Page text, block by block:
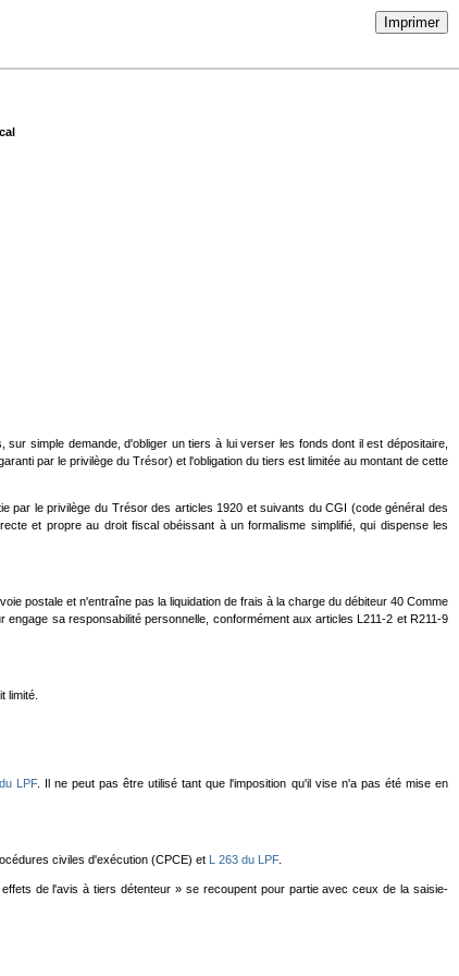
Imprimer
simple demande, d'obliger un tiers à lui verser les fonds dont il est dépositaire,
par le privilège du Trésor) et l'obligation du tiers est limitée au montant de cette
par le privilège du Trésor des articles 1920 et suivants du CGI (code général des
et propre au droit fiscal obéissant à un formalisme simplifié, qui dispense les
postale et n'entraîne pas la liquidation de frais à la charge du débiteur 40 Comme
sa responsabilité personnelle, conformément aux articles L211-2 et R211-9
limité.
LPF. Il ne peut pas être utilisé tant que l'imposition qu'il vise n'a pas été mise en
civiles d'exécution (CPCE) et L 263 du LPF.
de l'avis à tiers détenteur » se recoupent pour partie avec ceux de la saisie-